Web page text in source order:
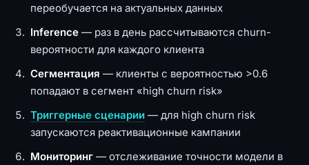
переобучается на актуальных данных
Inference — раз в день рассчитываются churn-
вероятности для каждого клиента
Сегментация — клиенты с вероятностью >0.6
попадают в сегмент «high churn risk»
Триггерные сценарии — для high churn risk
запускаются реактивационные кампании
Мониторинг — отслеживание точности модели в